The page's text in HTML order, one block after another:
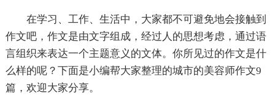
在学习、工作、生活中，大家都不可避免地会接触到
作文吧，作文是由文字组成，经过人的思想考虑，通过语
言组织来表达一个主题意义的文体。你所见过的作文是什
么样的呢？下面是小编帮大家整理的城市的美容师作文9
篇，欢迎大家分享。